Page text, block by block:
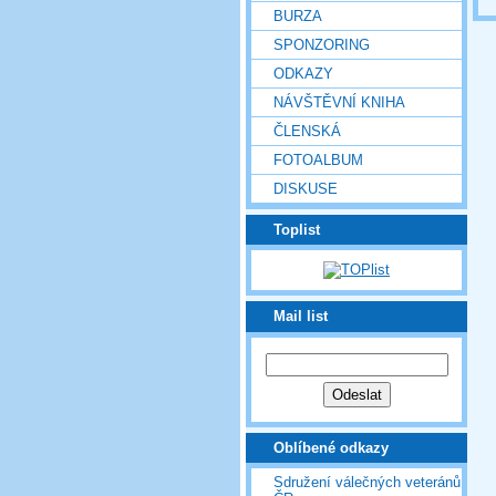
BURZA
SPONZORING
ODKAZY
NÁVŠTĚVNÍ KNIHA
ČLENSKÁ
FOTOALBUM
DISKUSE
Toplist
Mail list
Oblíbené odkazy
Sdružení válečných veteránů